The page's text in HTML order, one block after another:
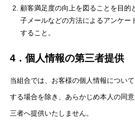
顧客満足度の向上を図ることを目的
子メールなどの方法によるアンケー
すること。
4．個人情報の第三者提供
当組合では、お客様の個人情報につい
する場合を除き、あらかじめ本人の同
三者へ提供いたしません。